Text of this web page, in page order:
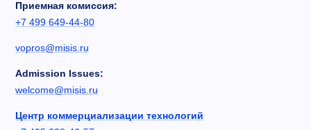
Приемная комиссия:
+7 499 649-44-80
vopros@misis.ru
Admission Issues:
welcome@misis.ru
Центр коммерциализации технологий